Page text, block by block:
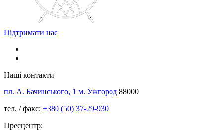
Підтримати нас
Наші контакти
пл. А. Бачинського, 1 м. Ужгород 88000
тел. / факс: +380 (50) 37-29-930
Пресцентр: